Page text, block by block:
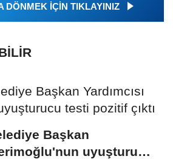
DÖNMEK İÇİN TIKLAYINIZ
Başkan
uyuşturucu